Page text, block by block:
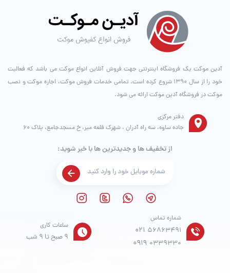
آدین موکت یک فروشگاه اینترنتی جهت فروش آنلاین انواع موکت می باشد که فعالیت
خود را از سال ۱۳۹۰ شروع کرده است. تمامی خدمات فروش موکت، اجاره موکت و نصب
موکت در فروشگاه آدین موکت ارائه می شود.
شماره تماس
021 56863491
0919 0339330
ساعات کاری
9 صبح تا 9 شب
دفتر مرکزی
جاده ساوه، سه راه آدران ، شهرک قلعه میر، خ مسجدجامع، پلاک 60
از تخفیف ها و جدیدترین ها با خبر شوید: